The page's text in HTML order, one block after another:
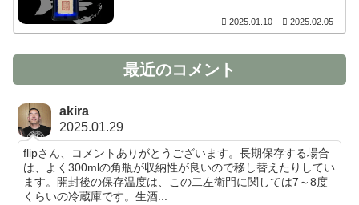
2025.01.10 2025.02.05
最近のコメント
akira
2025.01.29
flipさん、コメントありがとうございます。長期保存する場合
は、よく300mlの角瓶が収納性が良いので移し替えたりしてい
ます。開封後の保存温度は、この二左衛門に関しては7～8度
くらいの冷蔵庫です。生酒...